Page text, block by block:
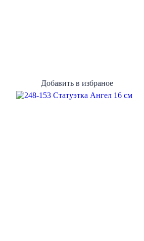
Добавить в избраное